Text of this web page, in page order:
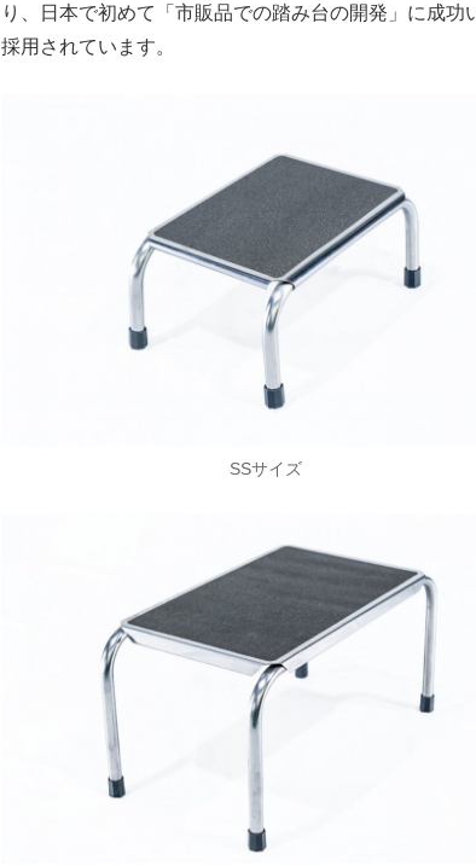
り、日本で初めて「市販品での踏み台の開発」に成
採用されています。
SSサイズ